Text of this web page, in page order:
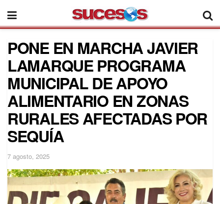
PONE EN MARCHA JAVIER
LAMARQUE PROGRAMA
MUNICIPAL DE APOYO
ALIMENTARIO EN ZONAS
RURALES AFECTADAS POR
SEQUÍA
7 agosto, 2025